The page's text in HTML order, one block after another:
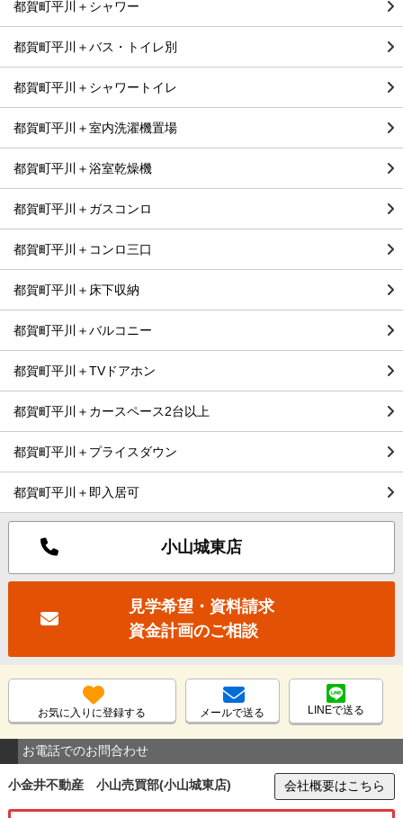
都賀町平川＋シャワー
都賀町平川＋バス・トイレ別
都賀町平川＋シャワートイレ
都賀町平川＋室内洗濯機置場
都賀町平川＋浴室乾燥機
都賀町平川＋ガスコンロ
都賀町平川＋コンロ三口
都賀町平川＋床下収納
都賀町平川＋バルコニー
都賀町平川＋TVドアホン
都賀町平川＋カースペース2台以上
都賀町平川＋プライスダウン
都賀町平川＋即入居可
小山城東店
見学希望・資料請求
資金計画のご相談
お気に入りに登録する メールで送る LINEで送る
お電話でのお問合わせ
小金井不動産 小山売買部(小山城東店) 会社概要はこちら